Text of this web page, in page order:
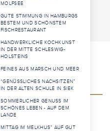
MOLFSEE
GUTE STIMMUNG IN HAMBURGS
BESTEM UND SCHÖNSTEM
FISCHRESTAURANT
HANDWERKLICHE KOCHKUNST
IN DER MITTE SCHLESWIG-
HOLSTEINS
FEINES AUS MARSCH UND MEER
“GENÜSSLICHES NACHSITZEN”
IN DER ALTEN SCHULE IN SIEK
SOMMERLICHER GENUSS IM
SCHÖNES LEBEN - AUF DEM
LANDE
MITTAG IM MELKHUS” AUF GUT